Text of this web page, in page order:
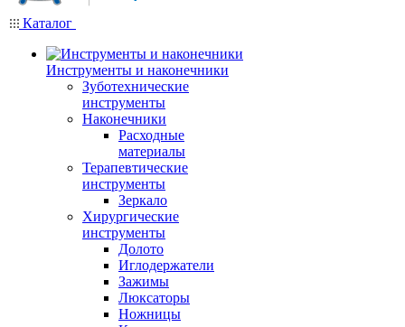
Каталог
Инструменты и наконечники
Зуботехнические
инструменты
Наконечники
Расходные
материалы
Терапевтические
инструменты
Зеркало
Хирургические
инструменты
Долото
Иглодержатели
Зажимы
Люксаторы
Ножницы